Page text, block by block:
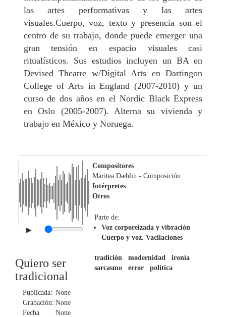
las artes performativas y las artes
visuales.Cuerpo, voz, texto y presencia son el
centro de su trabajo, donde puede emerger una
gran tensión en espacio visuales casi
ritualísticos. Sus estudios incluyen un BA en
Devised Theatre w/Digital Arts en Dartingon
College of Arts in England (2007-2010) y un
curso de dos años en el Nordic Black Express
en Oslo (2005-2007). Alterna su vivienda y
trabajo en México y Noruega.
▶
Quiero ser
tradicional
Publicada: None
Grabación: None
Fecha
None
Compositores
Maritea Dæhlin - Composición
Intérpretes
Otros
Parte de:
Voz corporeizada y vibración
Cuerpo y voz. Vacilaciones
tradición modernidad
ironía
sarcasmo
error política